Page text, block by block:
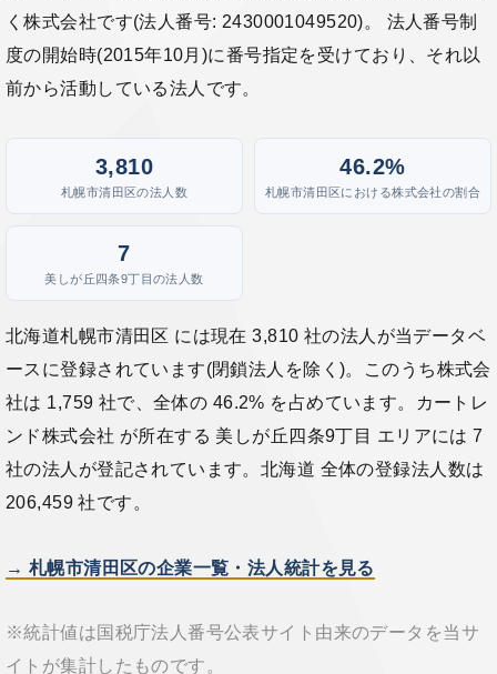
く株式会社です(法人番号: 2430001049520)。 法人番号制
度の開始時(2015年10月)に番号指定を受けており、それ以
前から活動している法人です。
3,810
札幌市清田区の法人数
46.2%
札幌市清田区における株式会社の割合
7
美しが丘四条9丁目の法人数
北海道札幌市清田区 には現在 3,810 社の法人が当データベ
ースに登録されています(閉鎖法人を除く)。このうち株式会
社は 1,759 社で、全体の 46.2% を占めています。カートレ
ンド株式会社 が所在する 美しが丘四条9丁目 エリアには 7
社の法人が登記されています。北海道 全体の登録法人数は
206,459 社です。
→ 札幌市清田区の企業一覧・法人統計を見る
※統計値は国税庁法人番号公表サイト由来のデータを当サ
イトが集計したものです。